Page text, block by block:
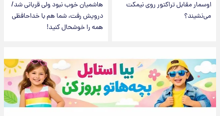
اوسمار مقابل تراکتور روی نیمکت
می‌نشیند؟
هاشمیان خوب نبود ولی قربانی شد/
درویش رفت، شما هم با خداحافظی
همه را خوشحال کنید!